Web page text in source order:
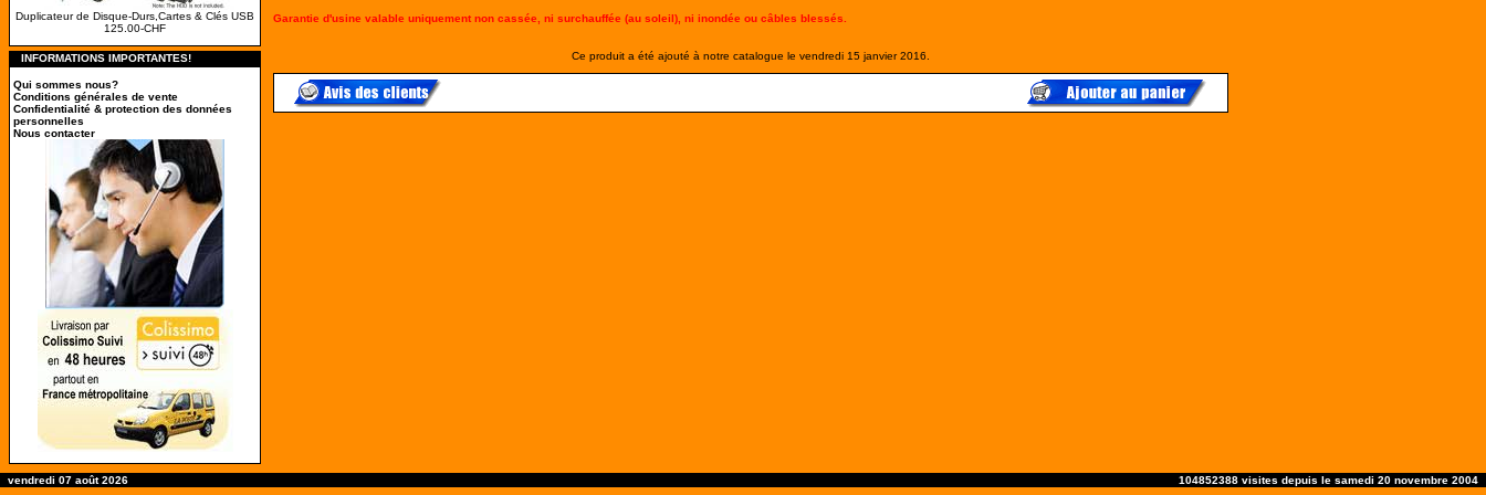
Duplicateur de Disque-Durs,Cartes & Clés USB
125.00-CHF
INFORMATIONS IMPORTANTES!
Qui sommes nous?
Conditions générales de vente
Confidentialité & protection des données
personnelles
Nous contacter
Garantie d'usine valable uniquement non cassée, ni surchauffée (au soleil), ni inondée ou câbles blessés.
Ce produit a été ajouté à notre catalogue le vendredi 15 janvier 2016.
vendredi 07 août 2026 104852388 visites depuis le samedi 20 novembre 2004